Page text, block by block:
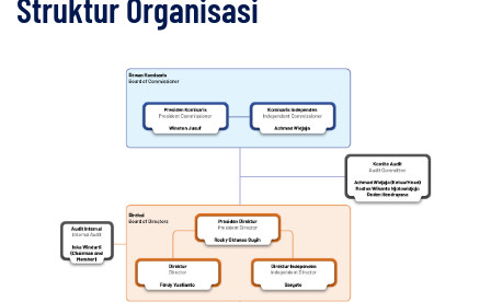
Struktur Organisasi